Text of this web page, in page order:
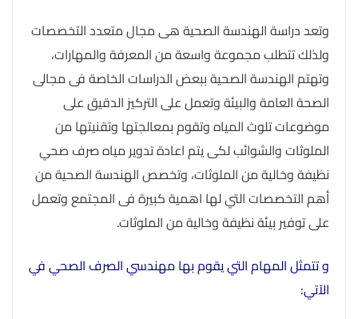
وتعد دراسة الهندسة الصحية هى مجال متعدد التخصصات
ولذلك تتطلب مجموعة واسعة من المعرفة والمهارات،
وتهتم الهندسة الصحية ببعض الدراسات الخاصة فى مجالى
الصحة العامة والبيئة وتعمل على التركيز الدقيق على
موضوعات تلوث المياه وتقوم بمعالجتها وتقنيتها من
الملوثات والشوائب لكى يتم اعادة تدوير مياه صرف صحي
نظيفة وخالية من الملوثات، وتخصص الهندسة الصحية من
أهم التخصصات التي لها اهمية كبيرة فى المجتمع وتعمل
على توفير بيئة نظيفة وخالية من الملوثات.
و تتمثل المهام التي يقوم بها مهندسي الصرف الصحي في
الآتي: